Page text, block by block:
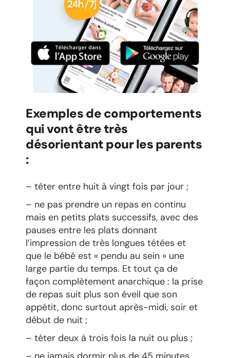
Exemples de comportements
qui vont être très
désorientant pour les parents
:
– téter entre huit à vingt fois par jour ;
– ne pas prendre un repas en continu
mais en petits plats successifs, avec des
pauses entre les plats donnant
l’impression de très longues tétées et
que le bébé est « pendu au sein » une
large partie du temps. Et tout ça de
façon complètement anarchique : la prise
de repas suit plus son éveil que son
appétit, donc surtout après-midi, soir et
début de nuit ;
– téter deux à trois fois la nuit ou plus ;